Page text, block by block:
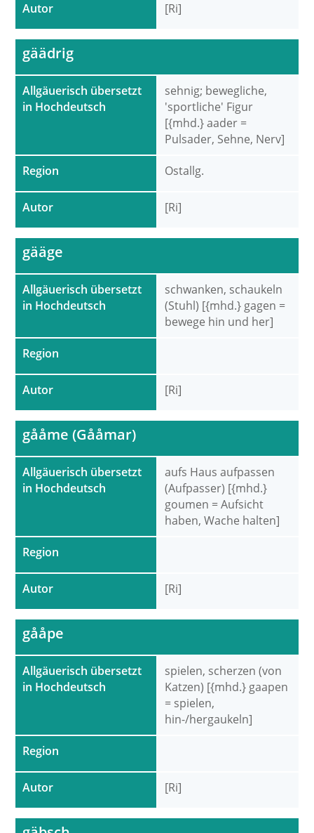
Autor [Ri]
Allgäuerisch übersetzt
in Hochdeutsch
Region
Autor
gäädrig
sehnig; bewegliche,
'sportliche' Figur
[{mhd.} aader =
Pulsader, Sehne, Nerv]
Ostallg.
[Ri]
Allgäuerisch übersetzt
in Hochdeutsch
Region
Autor
gääge
schwanken, schaukeln
(Stuhl) [{mhd.} gagen =
bewege hin und her]
[Ri]
Allgäuerisch übersetzt
in Hochdeutsch
Region
Autor
gååme (Gååmar)
aufs Haus aufpassen
(Aufpasser) [{mhd.}
goumen = Aufsicht
haben, Wache halten]
[Ri]
Allgäuerisch übersetzt
in Hochdeutsch
Region
Autor
gååpe
spielen, scherzen (von
Katzen) [{mhd.} gaapen
= spielen,
hin-/hergaukeln]
[Ri]